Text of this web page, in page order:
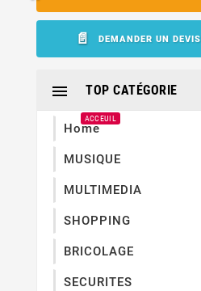
DEMANDER UN DEVIS
TOP CATÉGORIE

Home
ACCEUIL
MUSIQUE
MULTIMEDIA
SHOPPING
BRICOLAGE
SECURITES